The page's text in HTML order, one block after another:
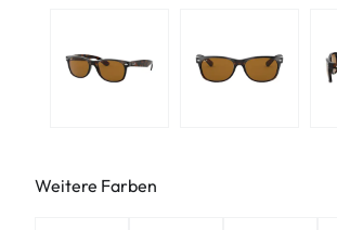
Weitere Farben